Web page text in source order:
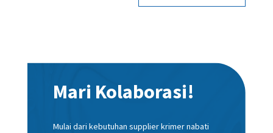
Mari Kolaborasi!
Mulai dari kebutuhan supplier krimer nabati